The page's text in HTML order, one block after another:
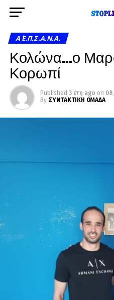
Α΄ Ε.Π.Σ.Α.Ν.Α.
Κολώνα…ο
Κορωπί
Published 3 έτη ago on
By ΣΥΝΤΑΚΤΙΚΗ ΟΜΑΔΑ